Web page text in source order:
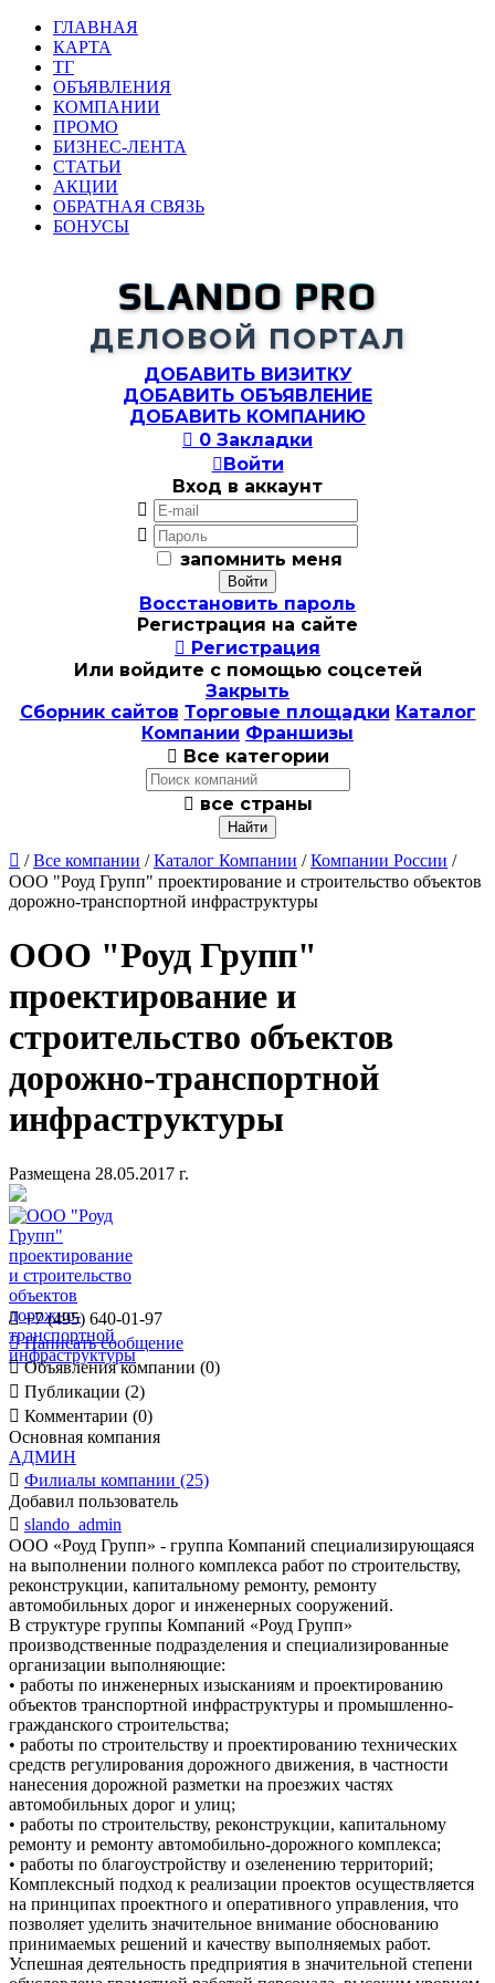
ГЛАВНАЯ
КАРТА
ТГ
ОБЪЯВЛЕНИЯ
КОМПАНИИ
ПРОМО
БИЗНЕС-ЛЕНТА
СТАТЬИ
АКЦИИ
ОБРАТНАЯ СВЯЗЬ
БОНУСЫ
SLANDO PRO
ДЕЛОВОЙ ПОРТАЛ
ДОБАВИТЬ ВИЗИТКУ
ДОБАВИТЬ ОБЪЯВЛЕНИЕ
ДОБАВИТЬ КОМПАНИЮ
 0 Закладки
Войти
Вход в аккаунт


запомнить меня
Восстановить пароль
Регистрация на сайте
 Регистрация
Или войдите с помощью соцсетей
Закрыть
Сборник сайтов Торговые площадки Каталог
Компании Франшизы
 Все категории
 все страны
 /Все компании /Каталог Компании /Компании России /
ООО "Роуд Групп" проектирование и строительство объектов
дорожно-транспортной инфраструктуры
ООО "Роуд Групп"
проектирование и
строительство объектов
дорожно-транспортной
инфраструктуры
Размещена 28.05.2017 г.
 +7 (495) 640-01-97
Написать сообщение
Объявления компании (0)
 Публикации (2)
 Комментарии (0)
Основная компания
АДМИН
 Филиалы компании (25)
Добавил пользователь
 slando_admin
ООО «Роуд Групп» - группа Компаний специализирующаяся
на выполнении полного комплекса работ по строительству,
реконструкции, капитальному ремонту, ремонту
автомобильных дорог и инженерных сооружений.
В структуре группы Компаний «Роуд Групп»
производственные подразделения и специализированные
организации выполняющие:
• работы по инженерных изысканиям и проектированию
объектов транспортной инфраструктуры и промышленно-
гражданского строительства;
• работы по строительству и проектированию технических
средств регулирования дорожного движения, в частности
нанесения дорожной разметки на проезжих частях
автомобильных дорог и улиц;
• работы по строительству, реконструкции, капитальному
ремонту и ремонту автомобильно-дорожного комплекса;
• работы по благоустройству и озеленению территорий;
Комплексный подход к реализации проектов осуществляется
на принципах проектного и оперативного управления, что
позволяет уделить значительное внимание обоснованию
принимаемых решений и качеству выполняемых работ.
Успешная деятельность предприятия в значительной степени